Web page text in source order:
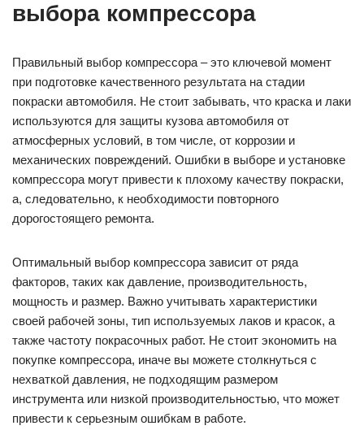
выбора компрессора
Правильный выбор компрессора – это ключевой момент
при подготовке качественного результата на стадии
покраски автомобиля. Не стоит забывать, что краска и лаки
используются для защиты кузова автомобиля от
атмосферных условий, в том числе, от коррозии и
механических повреждений. Ошибки в выборе и установке
компрессора могут привести к плохому качеству покраски,
а, следовательно, к необходимости повторного
дорогостоящего ремонта.
Оптимальный выбор компрессора зависит от ряда
факторов, таких как давление, производительность,
мощность и размер. Важно учитывать характеристики
своей рабочей зоны, тип используемых лаков и красок, а
также частоту покрасочных работ. Не стоит экономить на
покупке компрессора, иначе вы можете столкнуться с
нехваткой давления, не подходящим размером
инструмента или низкой производительностью, что может
привести к серьезным ошибкам в работе.